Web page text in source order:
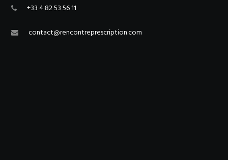
+33 4 82 53 56 11
contact@rencontreprescription.com